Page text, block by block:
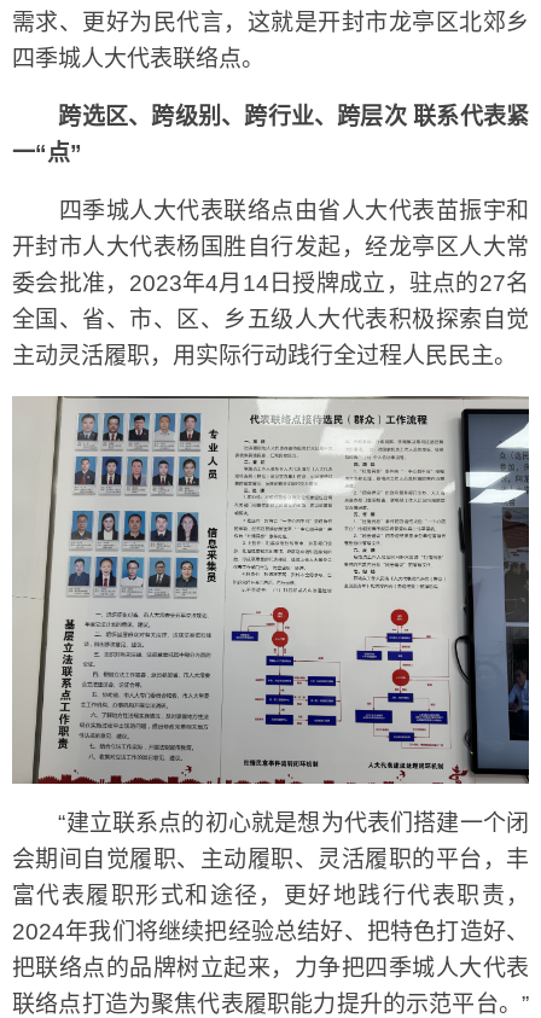
需求、更好为民代言，这就是开封市龙亭区北郊乡
四季城人大代表联络点。
跨选区、跨级别、跨行业、跨层次 联系代表紧
一“点”
四季城人大代表联络点由省人大代表苗振宇和
开封市人大代表杨国胜自行发起，经龙亭区人大常
委会批准，2023年4月14日授牌成立，驻点的27名
全国、省、市、区、乡五级人大代表积极探索自觉
主动灵活履职，用实际行动践行全过程人民民主。
“建立联系点的初心就是想为代表们搭建一个闭
会期间自觉履职、主动履职、灵活履职的平台，丰
富代表履职形式和途径，更好地践行代表职责，
2024年我们将继续把经验总结好、把特色打造好、
把联络点的品牌树立起来，力争把四季城人大代表
联络点打造为聚焦代表履职能力提升的示范平台。”